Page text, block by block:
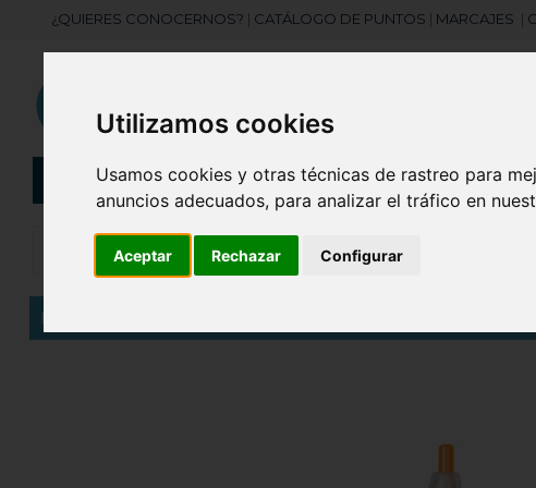
Utilizamos cookies
Usamos cookies y otras técnicas de rastreo para
anuncios adecuados, para analizar el tráfico en
Aceptar Rechazar Configurar
¿QUIERES CONOCERNOS? | CATÁLOGO DE PUNTOS | MARCAJES |
CATEGORÍAS Botellas Bolis
Inicio